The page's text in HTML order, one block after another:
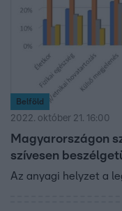
Belföld
2022. október 21. 16:00
Magyarországon
szívesen
Az anyagi helyzet a